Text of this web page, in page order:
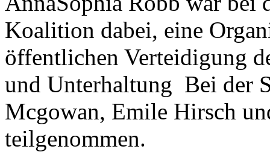
Koalition dabei, eine
öffentlichen Verteidigung
und Unterhaltung Bei der
Mcgowan, Emile Hirsch
teilgenommen.